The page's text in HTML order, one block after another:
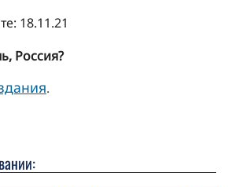
18.11.21
Россия?
.